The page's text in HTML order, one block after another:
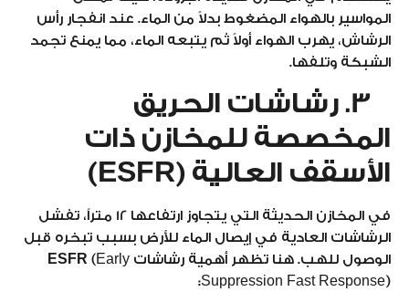
المواسير بالهواء المضغوط بدلاً من الماء. عند انفجار رأس
الرشاش، يهرب الهواء أولاً ثم يتبعه الماء، مما يمنع تجمد
الشبكة وتلفها.
3. رشاشات الحريق
المخصصة للمخازن ذات
الأسقف العالية (ESFR)
في المخازن الحديثة التي يتجاوز ارتفاعها 12 متراً، تفشل
الرشاشات العادية في إيصال الماء للأرض بسبب تبخره قبل
الوصول للهب. هنا تظهر أهمية رشاشات
ESFR (Early
Suppression Fast Response):